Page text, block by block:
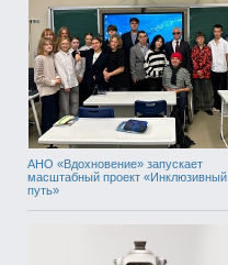
АНО «Вдохновение» запускает
масштабный проект «Инклюзивный
путь»